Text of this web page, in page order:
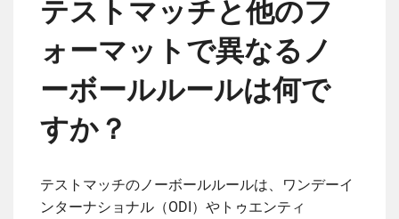
テストマッチと他のフ
ォーマットで異なるノ
ーボールルールは何で
すか？
テストマッチのノーボールルールは、ワンデーイ
ンターナショナル（ODI）やトゥエンティ